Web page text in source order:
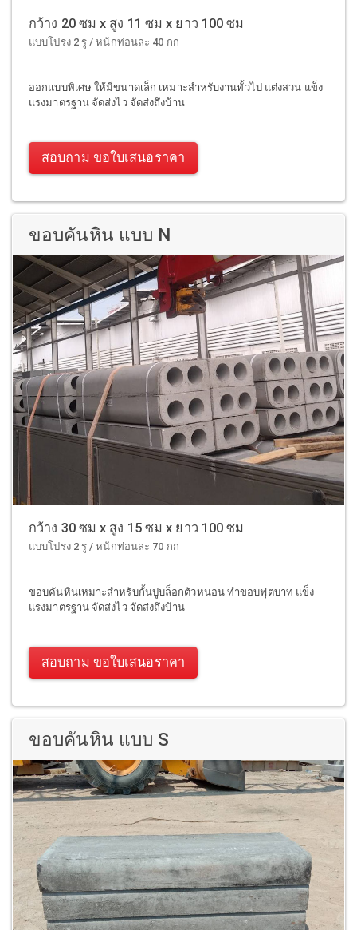
กว้าง 20 ซม x สูง 11 ซม x ยาว 100 ซม
แบบโปร่ง 2 รู / หนักท่อนละ 40 กก
ออกแบบพิเศษ ให้มีขนาดเล็ก เหมาะสำหรับงานทั้วไป แต่งสวน แข็ง
แรงมาตรฐาน จัดส่งไว จัดส่งถึงบ้าน
สอบถาม ขอใบเสนอราคา
ขอบคันหิน แบบ N
กว้าง 30 ซม x สูง 15 ซม x ยาว 100 ซม
แบบโปร่ง 2 รู / หนักท่อนละ 70 กก
ขอบคันหินเหมาะสำหรับกั้นปูบล็อกตัวหนอน ทำขอบฟุตบาท แข็ง
แรงมาตรฐาน จัดส่งไว จัดส่งถึงบ้าน
สอบถาม ขอใบเสนอราคา
ขอบคันหิน แบบ S